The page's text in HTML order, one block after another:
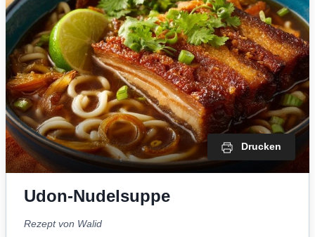
Drucken
Udon-Nudelsuppe
Rezept von Walid